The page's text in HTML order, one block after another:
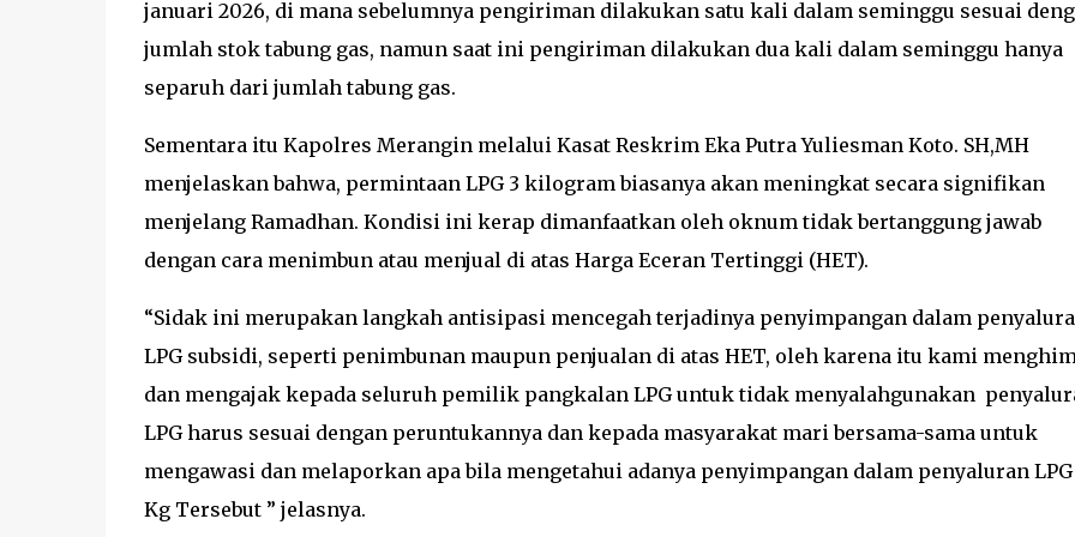
januari 2026, di mana sebelumnya pengiriman dilakukan satu kali dalam seminggu sesuai
jumlah stok tabung gas, namun saat ini pengiriman dilakukan dua kali dalam seminggu hanya
separuh dari jumlah tabung gas.
Sementara itu Kapolres Merangin melalui Kasat Reskrim Eka Putra Yuliesman Koto. SH,MH
menjelaskan bahwa, permintaan LPG 3 kilogram biasanya akan meningkat secara signifikan
menjelang Ramadhan. Kondisi ini kerap dimanfaatkan oleh oknum tidak bertanggung jawab
dengan cara menimbun atau menjual di atas Harga Eceran Tertinggi (HET).
“Sidak ini merupakan langkah antisipasi mencegah terjadinya penyimpangan dalam
LPG subsidi, seperti penimbunan maupun penjualan di atas HET, oleh karena itu kami
dan mengajak kepada seluruh pemilik pangkalan LPG untuk tidak menyalahgunakan
LPG harus sesuai dengan peruntukannya dan kepada masyarakat mari bersama-sama untuk
mengawasi dan melaporkan apa bila mengetahui adanya penyimpangan dalam penyaluran LPG
Kg Tersebut ” jelasnya.